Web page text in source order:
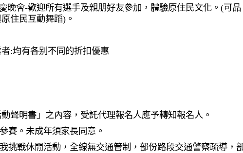
晚會-歡迎所有選手及親朋好友參加，體驗原住民文化。(可品
住民互動舞蹈)。
:均有各别不同的折扣優惠
聲明書」之內容，受託代理報名人應予轉知報名人。
賽。未成年須家長同意。
挑戰休閒活動，全線無交通管制，部份路段交通警察疏導，